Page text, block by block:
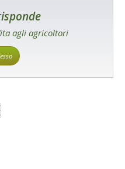
agli agricoltori